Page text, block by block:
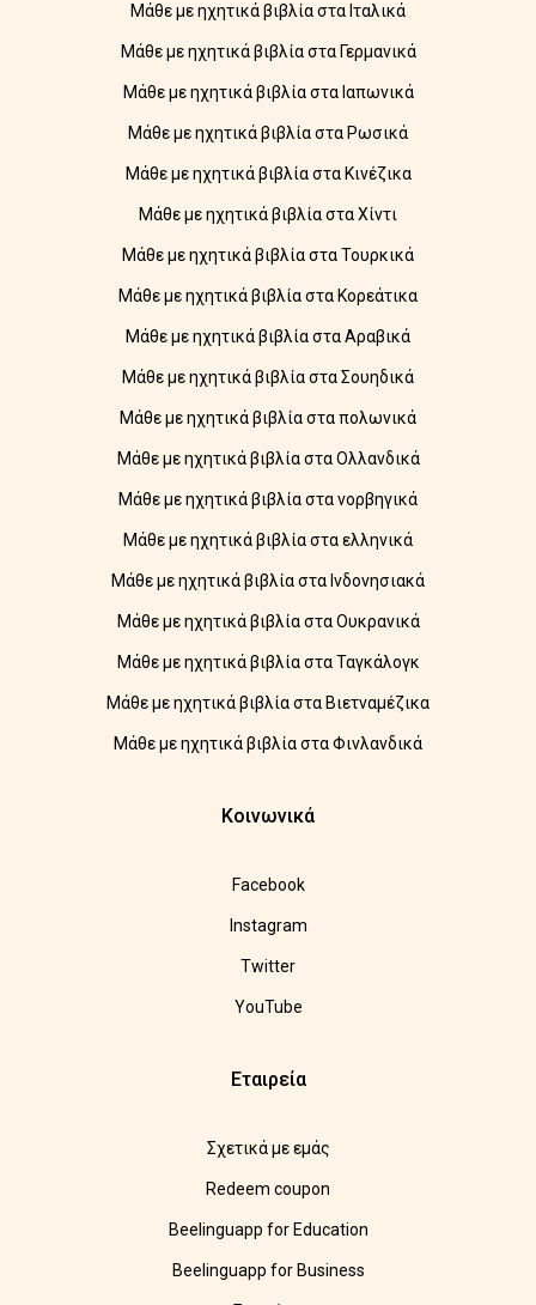
Μάθε με ηχητικά βιβλία στα Ιταλικά
Μάθε με ηχητικά βιβλία στα Γερμανικά
Μάθε με ηχητικά βιβλία στα Ιαπωνικά
Μάθε με ηχητικά βιβλία στα Ρωσικά
Μάθε με ηχητικά βιβλία στα Κινέζικα
Μάθε με ηχητικά βιβλία στα Χίντι
Μάθε με ηχητικά βιβλία στα Τουρκικά
Μάθε με ηχητικά βιβλία στα Κορεάτικα
Μάθε με ηχητικά βιβλία στα Αραβικά
Μάθε με ηχητικά βιβλία στα Σουηδικά
Μάθε με ηχητικά βιβλία στα πολωνικά
Μάθε με ηχητικά βιβλία στα Ολλανδικά
Μάθε με ηχητικά βιβλία στα νορβηγικά
Μάθε με ηχητικά βιβλία στα ελληνικά
Μάθε με ηχητικά βιβλία στα Ινδονησιακά
Μάθε με ηχητικά βιβλία στα Ουκρανικά
Μάθε με ηχητικά βιβλία στα Ταγκάλογκ
Μάθε με ηχητικά βιβλία στα Βιετναμέζικα
Μάθε με ηχητικά βιβλία στα Φινλανδικά
Κοινωνικά
Facebook
Instagram
Twitter
YouTube
Εταιρεία
Σχετικά με εμάς
Redeem coupon
Beelinguapp for Education
Beelinguapp for Business